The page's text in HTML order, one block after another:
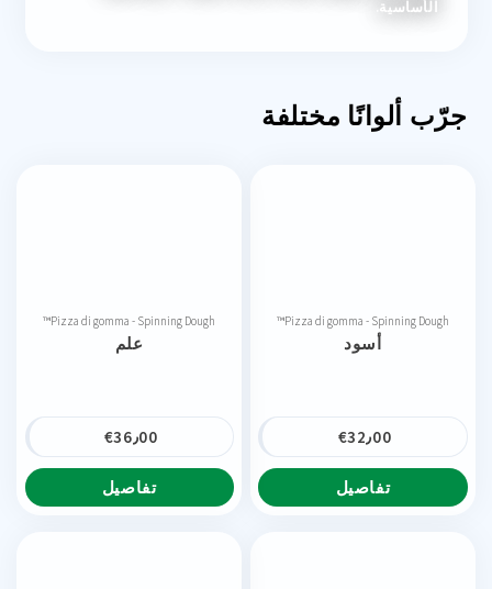
الأساسية.
جرّب ألوانًا مختلفة
Pizza di gomma - Spinning Dough™
أسود
€ 32٫00
تفاصيل
Pizza di gomma - Spinning Dough™
علم
€ 36٫00
تفاصيل